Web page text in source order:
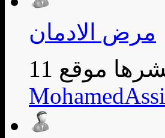
مرض الادمان
MohamedAssi